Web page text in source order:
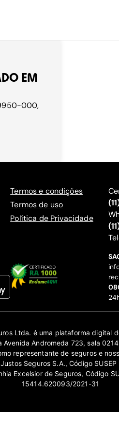
EM
000,
Termos e condições
Termos de uso
Política de Privacidade
Ltda. é uma plataforma digital
Andromeda 723, sala
representante de seguros e
Seguros S.A., Código
Excelsior de Seguros, Código
15414.620093/2021-31